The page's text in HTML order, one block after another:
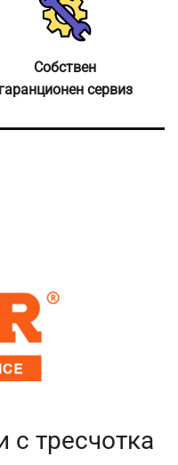
Собствен
гаранционен сервиз
с тресчотка